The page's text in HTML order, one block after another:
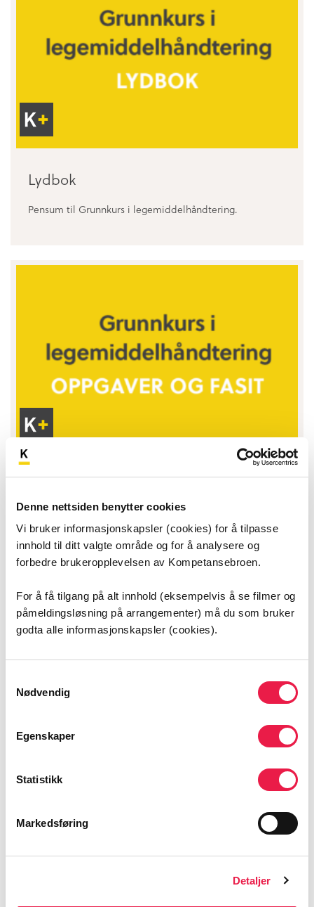
Denne nettsiden benytter cookies
Vi bruker informasjonskapsler (cookies) for å tilpasse
innhold til ditt valgte område og for å analysere og
forbedre brukeropplevelsen av Kompetansebroen.
For å få tilgang på alt innhold (eksempelvis å se filmer og
påmeldingsløsning på arrangementer) må du som bruker
godta alle informasjonskapsler (cookies).
Nødvendig
Egenskaper
Statistikk
Markedsføring
Detaljer
Lydbok–
for
Pensum til Grunnkurs i legemiddelhåndtering.
–
Kun
for
samarbeidspartnere
Oppgaver med fasit til Grunnkurs i
legemiddelhåndtering.
Kort innføring for deltagere, hvordan ta i bruk Grunnkurs